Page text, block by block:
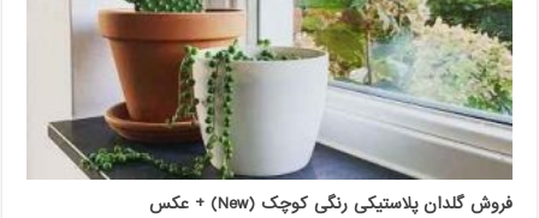
فروش گلدان پلاستیکی رنگی کوچک (New) + عکس